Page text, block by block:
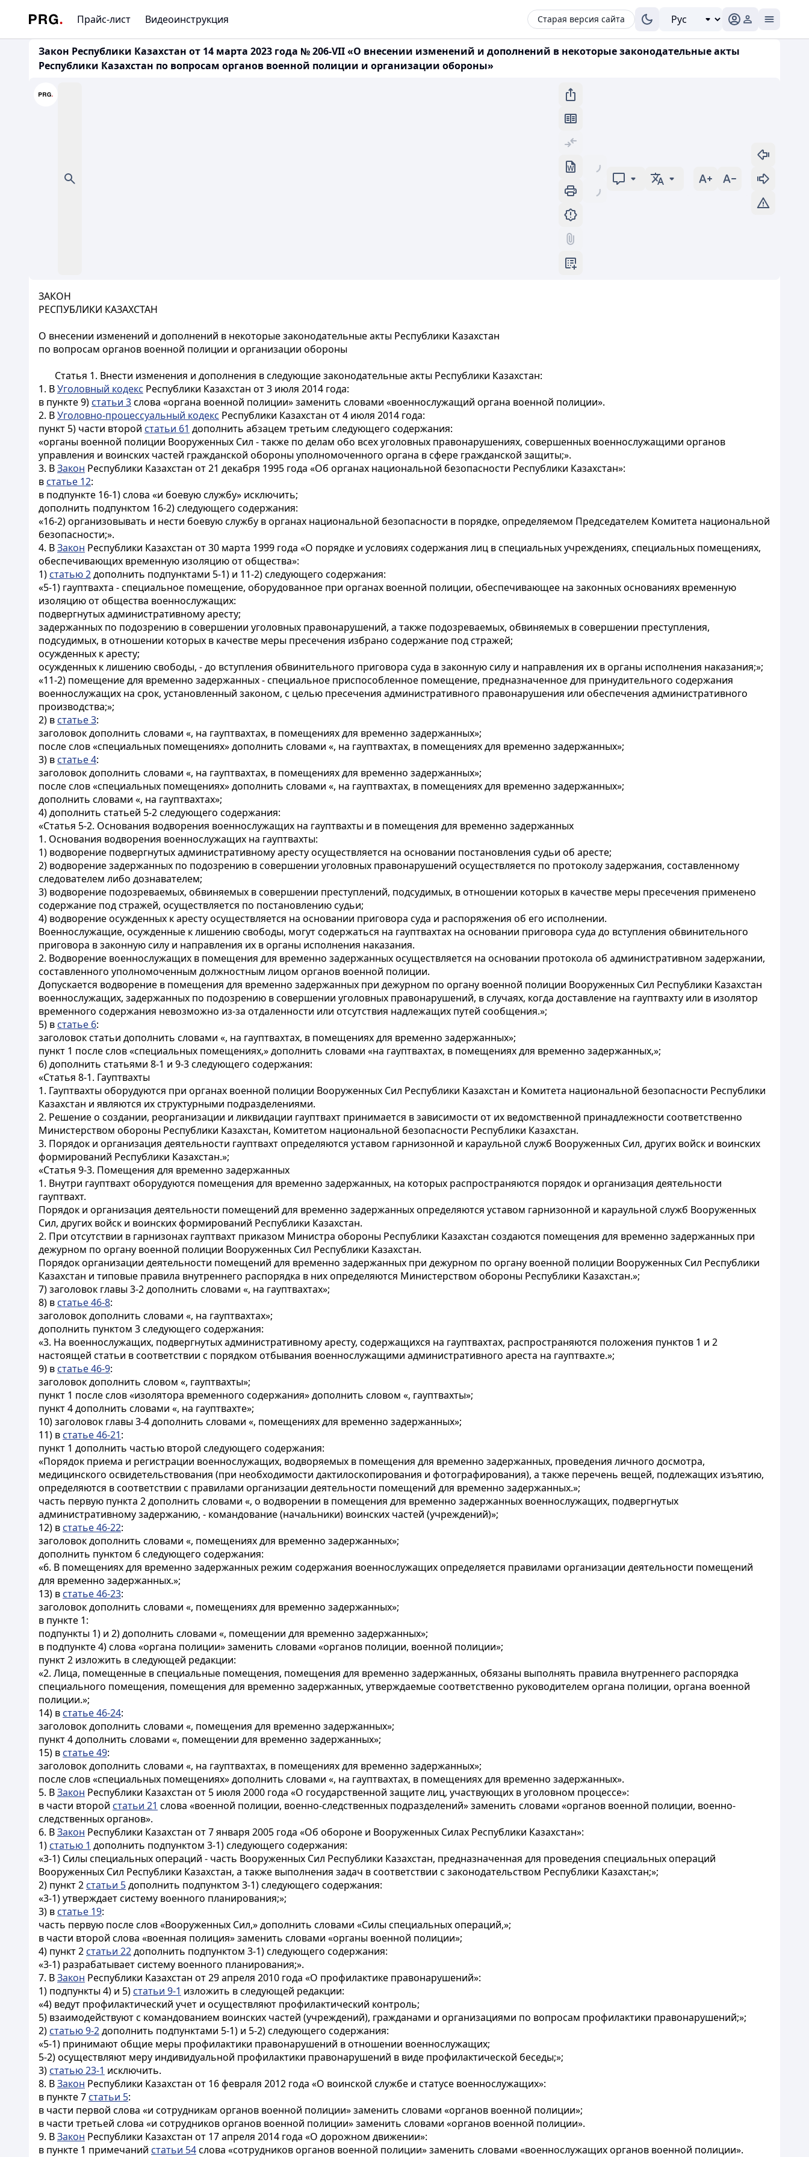
Прайс-лист Видеоинструкция Старая версия сайта
Закон Республики Казахстан от 14 марта 2023 года № 206-VII «О внесении изменений и дополнений в некоторые законодательные акты
Республики Казахстан по вопросам органов военной полиции и организации обороны»
ЗАКОН
РЕСПУБЛИКИ КАЗАХСТАН
О внесении изменений и дополнений в некоторые законодательные акты Республики Казахстан
по вопросам органов военной полиции и организации обороны
Статья 1. Внести изменения и дополнения в следующие законодательные акты Республики Казахстан:
1. ВУголовный кодекс Республики Казахстан от 3 июля 2014 года:
в пункте 9) статьи 3слова «органа военной полиции» заменить словами «военнослужащий органа военной полиции».
2. ВУголовно-процессуальный кодекс Республики Казахстан от 4 июля 2014 года:
пункт 5) части второй статьи 61 дополнить абзацем третьим следующего содержания:
«органы военной полиции Вооруженных Сил - также по делам обо всех уголовных правонарушениях, совершенных военнослужащими органов
управления и воинских частей гражданской обороны уполномоченного органа в сфере гражданской защиты;».
3. ВЗакон Республики Казахстан от 21 декабря 1995 года «Об органах национальной безопасности Республики Казахстан»:
в статье 12:
в подпункте 16-1) слова «и боевую службу» исключить;
дополнить подпунктом 16-2) следующего содержания:
«16-2) организовывать и нести боевую службу в органах национальной безопасности в порядке, определяемом Председателем Комитета национальной
безопасности;».
4. ВЗакон Республики Казахстан от 30 марта 1999 года «О порядке и условиях содержания лиц в специальных учреждениях, специальных помещениях,
обеспечивающих временную изоляцию от общества»:
1) статью 2дополнить подпунктами 5-1) и 11-2) следующего содержания:
«5-1) гауптвахта - специальное помещение, оборудованное при органах военной полиции, обеспечивающее на законных основаниях временную
изоляцию от общества военнослужащих:
подвергнутых административному аресту;
задержанных по подозрению в совершении уголовных правонарушений, а также подозреваемых, обвиняемых в совершении преступления,
подсудимых, в отношении которых в качестве меры пресечения избрано содержание под стражей;
осужденных к аресту;
осужденных к лишению свободы, - до вступления обвинительного приговора суда в законную силу и направления их в органы исполнения наказания;»;
«11-2) помещение для временно задержанных - специальное приспособленное помещение, предназначенное для принудительного содержания
военнослужащих на срок, установленный законом, с целью пресечения административного правонарушения или обеспечения административного
производства;»;
2) в статье 3:
заголовок дополнить словами «, на гауптвахтах, в помещениях для временно задержанных»;
после слов «специальных помещениях» дополнить словами «, на гауптвахтах, в помещениях для временно задержанных»;
3) в статье 4:
заголовок дополнить словами «, на гауптвахтах, в помещениях для временно задержанных»;
после слов «специальных помещениях» дополнить словами «, на гауптвахтах, в помещениях для временно задержанных»;
дополнить словами «, на гауптвахтах»;
4) дополнить статьей 5-2следующего содержания:
«Статья 5-2. Основания водворения военнослужащих на гауптвахты и в помещения для временно задержанных
1. Основания водворения военнослужащих на гауптвахты:
1) водворение подвергнутых административному аресту осуществляется на основании постановления судьи об аресте;
2) водворение задержанных по подозрению в совершении уголовных правонарушений осуществляется по протоколу задержания, составленному
следователем либо дознавателем;
3) водворение подозреваемых, обвиняемых в совершении преступлений, подсудимых, в отношении которых в качестве меры пресечения применено
содержание под стражей, осуществляется по постановлению судьи;
4) водворение осужденных к аресту осуществляется на основании приговора суда и распоряжения об его исполнении.
Военнослужащие, осужденные к лишению свободы, могут содержаться на гауптвахтах на основании приговора суда до вступления обвинительного
приговора в законную силу и направления их в органы исполнения наказания.
2. Водворение военнослужащих в помещения для временно задержанных осуществляется на основании протокола об административном задержании,
составленного уполномоченным должностным лицом органов военной полиции.
Допускается водворение в помещения для временно задержанных при дежурном по органу военной полиции Вооруженных Сил Республики Казахстан
военнослужащих, задержанных по подозрению в совершении уголовных правонарушений, в случаях, когда доставление на гауптвахту или в изолятор
временного содержания невозможно из-за отдаленности или отсутствия надлежащих путей сообщения.»;
5) в статье 6:
заголовок статьи дополнить словами «, на гауптвахтах, в помещениях для временно задержанных»;
пункт 1 после слов «специальных помещениях,» дополнить словами «на гауптвахтах, в помещениях для временно задержанных,»;
6) дополнить статьями 8-1 и 9-3 следующего содержания:
«Статья 8-1. Гауптвахты
1. Гауптвахты оборудуются при органах военной полиции Вооруженных Сил Республики Казахстан и Комитета национальной безопасности Республики
Казахстан и являются их структурными подразделениями.
2. Решение о создании, реорганизации и ликвидации гауптвахт принимается в зависимости от их ведомственной принадлежности соответственно
Министерством обороны Республики Казахстан, Комитетом национальной безопасности Республики Казахстан.
3. Порядок и организация деятельности гауптвахт определяются уставом гарнизонной и караульной служб Вооруженных Сил, других войск и воинских
формирований Республики Казахстан.»;
«Статья 9-3. Помещения для временно задержанных
1. Внутри гауптвахт оборудуются помещения для временно задержанных, на которых распространяются порядок и организация деятельности
гауптвахт.
Порядок и организация деятельности помещений для временно задержанных определяются уставом гарнизонной и караульной служб Вооруженных
Сил, других войск и воинских формирований Республики Казахстан.
2. При отсутствии в гарнизонах гауптвахт приказом Министра обороны Республики Казахстан создаются помещения для временно задержанных при
дежурном по органу военной полиции Вооруженных Сил Республики Казахстан.
Порядок организации деятельности помещений для временно задержанных при дежурном по органу военной полиции Вооруженных Сил Республики
Казахстан и типовые правила внутреннего распорядка в них определяются Министерством обороны Республики Казахстан.»;
7) заголовок главы 3-2 дополнить словами «, на гауптвахтах»;
8) в статье 46-8:
заголовок дополнить словами «, на гауптвахтах»;
дополнить пунктом 3 следующего содержания:
«3. На военнослужащих, подвергнутых административному аресту, содержащихся на гауптвахтах, распространяются положения пунктов 1 и 2
настоящей статьи в соответствии с порядком отбывания военнослужащими административного ареста на гауптвахте.»;
9) в статье 46-9:
заголовок дополнить словом «, гауптвахты»;
пункт 1 после слов «изолятора временного содержания» дополнить словом «, гауптвахты»;
пункт 4 дополнить словами «, на гауптвахте»;
10) заголовок главы 3-4 дополнить словами «, помещениях для временно задержанных»;
11) в статье 46-21:
пункт 1 дополнить частью второй следующего содержания:
«Порядок приема и регистрации военнослужащих, водворяемых в помещения для временно задержанных, проведения личного досмотра,
медицинского освидетельствования (при необходимости дактилоскопирования и фотографирования), а также перечень вещей, подлежащих изъятию,
определяются в соответствии с правилами организации деятельности помещений для временно задержанных.»;
часть первую пункта 2 дополнить словами «, о водворении в помещения для временно задержанных военнослужащих, подвергнутых
административному задержанию, - командование (начальники) воинских частей (учреждений)»;
12) в статье 46-22:
заголовок дополнить словами «, помещениях для временно задержанных»;
дополнить пунктом 6 следующего содержания:
«6. В помещениях для временно задержанных режим содержания военнослужащих определяется правилами организации деятельности помещений
для временно задержанных.»;
13) в статье 46-23:
заголовок дополнить словами «, помещениях для временно задержанных»;
в пункте 1:
подпункты 1) и 2) дополнить словами «, помещении для временно задержанных»;
в подпункте 4) слова «органа полиции» заменить словами «органов полиции, военной полиции»;
пункт 2 изложить в следующей редакции:
«2. Лица, помещенные в специальные помещения, помещения для временно задержанных, обязаны выполнять правила внутреннего распорядка
специального помещения, помещения для временно задержанных, утверждаемые соответственно руководителем органа полиции, органа военной
полиции.»;
14) в статье 46-24:
заголовок дополнить словами «, помещения для временно задержанных»;
пункт 4 дополнить словами «, помещении для временно задержанных»;
15) в статье 49:
заголовок дополнить словами «, на гауптвахтах, в помещениях для временно задержанных»;
после слов «специальных помещениях» дополнить словами «, на гауптвахтах, в помещениях для временно задержанных».
5. ВЗакон Республики Казахстан от 5 июля 2000 года «О государственной защите лиц, участвующих в уголовном процессе»:
в части второй статьи 21 слова «военной полиции, военно-следственных подразделений» заменить словами «органов военной полиции, военно-
следственных органов».
6. ВЗакон Республики Казахстан от 7 января 2005 года «Об обороне и Вооруженных Силах Республики Казахстан»:
1) статью 1 дополнить подпунктом 3-1) следующего содержания:
«3-1) Силы специальных операций - часть Вооруженных Сил Республики Казахстан, предназначенная для проведения специальных операций
Вооруженных Сил Республики Казахстан, а также выполнения задач в соответствии с законодательством Республики Казахстан;»;
2) пункт 2 статьи 5дополнить подпунктом 3-1) следующего содержания:
«3-1) утверждает систему военного планирования;»;
3) в статье 19:
часть первую после слов «Вооруженных Сил,» дополнить словами «Силы специальных операций,»;
в части второй слова «военная полиция» заменить словами «органы военной полиции»;
4) пункт 2 статьи 22дополнить подпунктом 3-1) следующего содержания:
«3-1) разрабатывает систему военного планирования;».
7. ВЗакон Республики Казахстан от 29 апреля 2010 года «О профилактике правонарушений»:
1) подпункты 4) и 5) статьи 9-1 изложить в следующей редакции:
«4) ведут профилактический учет и осуществляют профилактический контроль;
5) взаимодействуют с командованием воинских частей (учреждений), гражданами и организациями по вопросам профилактики правонарушений;»;
2) статью 9-2дополнить подпунктами 5-1) и 5-2) следующего содержания:
«5-1) принимают общие меры профилактики правонарушений в отношении военнослужащих;
5-2) осуществляют меру индивидуальной профилактики правонарушений в виде профилактической беседы;»;
3) статью 23-1 исключить.
8. ВЗакон Республики Казахстан от 16 февраля 2012 года «О воинской службе и статусе военнослужащих»:
в пункте 7 статьи 5:
в части первой слова «и сотрудникам органов военной полиции» заменить словами «органов военной полиции»;
в части третьей слова «и сотрудников органов военной полиции» заменить словами «органов военной полиции».
9. ВЗакон Республики Казахстан от 17 апреля 2014 года «О дорожном движении»:
в пункте 1 примечаний статьи 54слова «сотрудников органов военной полиции» заменить словами «военнослужащих органов военной полиции».